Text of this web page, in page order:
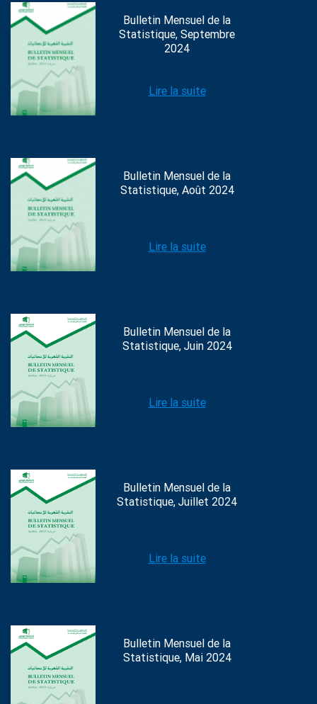
Bulletin Mensuel de la
Statistique, Septembre
2024
Lire la suite
Bulletin Mensuel de la
Statistique, Août 2024
Lire la suite
Bulletin Mensuel de la
Statistique, Juin 2024
Lire la suite
Bulletin Mensuel de la
Statistique, Juillet 2024
Lire la suite
Bulletin Mensuel de la
Statistique, Mai 2024